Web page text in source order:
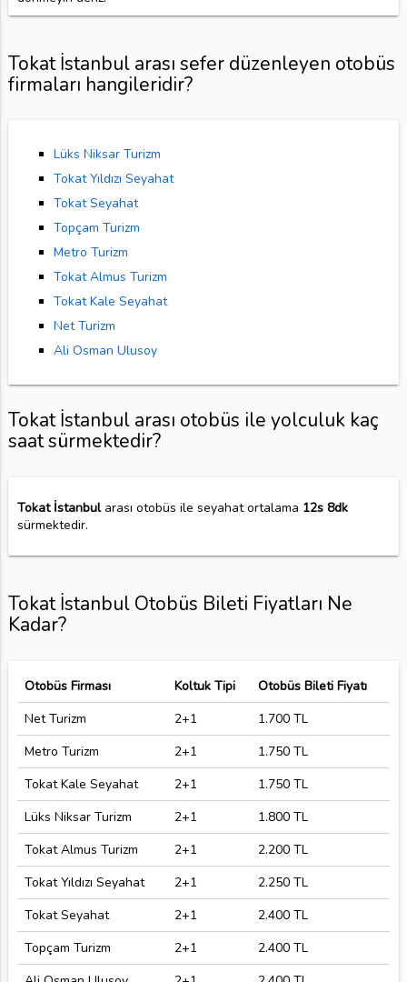
Tokat İstanbul arası sefer düzenleyen otobüs
firmaları hangileridir?
Lüks Niksar Turizm
Tokat Yıldızı Seyahat
Tokat Seyahat
Topçam Turizm
Metro Turizm
Tokat Almus Turizm
Tokat Kale Seyahat
Net Turizm
Ali Osman Ulusoy
Tokat İstanbul arası otobüs ile yolculuk kaç
saat sürmektedir?
Tokat İstanbularası otobüs ile seyahat ortalama 12s 8dk
sürmektedir.
Tokat İstanbul Otobüs Bileti Fiyatları Ne
Kadar?
Otobüs Firması Koltuk Tipi
Otobüs Bileti Fiyatı
Net Turizm
2+1
1.700 TL
Metro Turizm
2+1
1.750 TL
Tokat Kale Seyahat
2+1
1.750 TL
Lüks Niksar Turizm
2+1
1.800 TL
Tokat Almus Turizm
2+1
2.200 TL
Tokat Yıldızı Seyahat
2+1
2.250 TL
Tokat Seyahat
2+1
2.400 TL
Topçam Turizm
2+1
2.400 TL